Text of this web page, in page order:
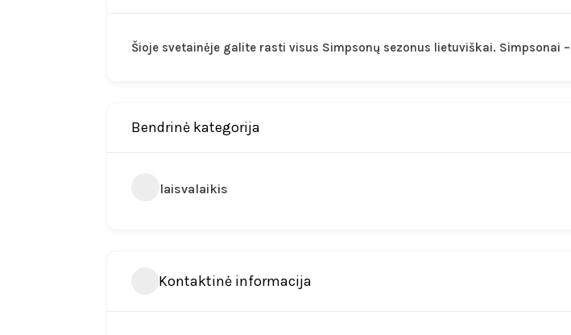
Šioje svetainėje galite rasti visus Simpsonų sezonus lietuviškai.
Bendrinė kategorija
laisvalaikis
Kontaktinė informacija